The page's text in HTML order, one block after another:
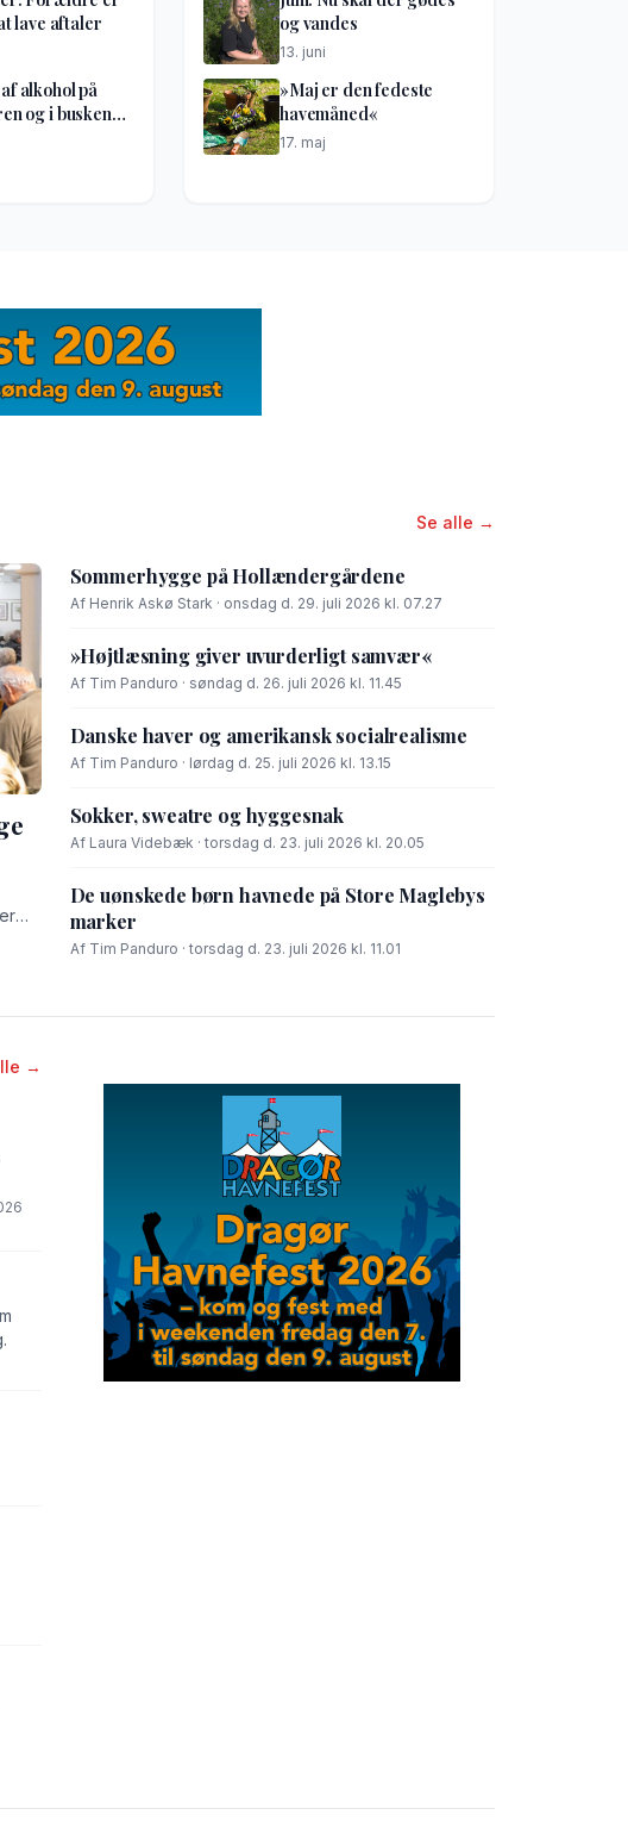
lave aftaler
alkohol på
og i buskene
og vandes
13. juni
»Maj er den fedeste
havemåned«
17. maj
Se alle →
Sommerhygge på Hollændergårdene
Af Henrik Askø Stark · onsdag d. 29. juli 2026 kl. 07.27
»Højtlæsning giver uvurderligt samvær«
Af Tim Panduro · søndag d. 26. juli 2026 kl. 11.45
Danske haver og amerikansk socialrealisme
Af Tim Panduro · lørdag d. 25. juli 2026 kl. 13.15
Sokker, sweatre og hyggesnak
Af Laura Videbæk · torsdag d. 23. juli 2026 kl. 20.05
De uønskede børn havnede på Store Maglebys
marker
Af Tim Panduro · torsdag d. 23. juli 2026 kl. 11.01
→